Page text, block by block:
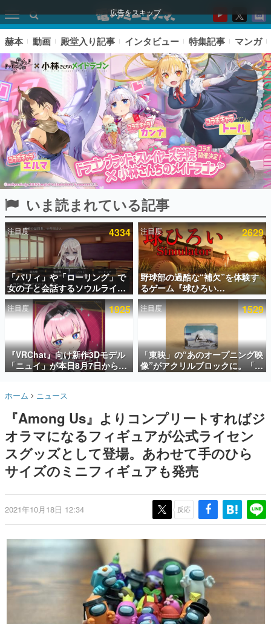
広告をスキップ
ピックアップ
電ファミのいま読まれている記事ランキング
アプリセール情報
インタビュー
連載・特集一覧
殿堂入り記事
SNS拡散数が数千以上！ ページビュー数万以上！ などな
ど。多くの人々に読まれた、電ファミ渾身の“殿堂入り”記
事をまとめました。
名作ゲームクリエイターの方々に製作時のエピソードをお
きます。
赫本
この物語を解いてはいけない。『赫本』は、〈試験問題〉
の形をした短編ホラー小説集です。
これからのデジタルゲーム市場を担う若きクリエイター達
の姿を追い、彼らのルーツと情熱を探っていきます。
ゲームに多大な影響を受けた作家さんに取材し、ゲームが
日本のコンテンツ産業やカルチャーに与えた影響を探る企
画です。
日本モバイルゲーム産業史
日本のモバイルゲーム史における主要なトピック・タイト
ルを網羅するほか、開発者へのインタビューや識者による
解説を掲載。約20年の歴史が一望できる決定版！
赫本 動画 殿堂入り記事 インタビュー 特集記事 マンガ
いま読まれている記事
注目度 4334
「パリィ」や「ローリング」で
女の子と会話するソウルライク
恋愛ゲーム『小早川さんはソウ
ルライク』無料公開。返事に失
敗すると「YOU DIED」
注目度 2629
野球部の過酷な“補欠”を体験す
るゲーム『球ひろい
Simulator』が「1件」のウィッ
シュリストをもとにチェコ語に
対応しSNSで話題に。『キング
ダム・カム』開発元やチェコの
プロ野球選手から称賛の声
注目度 1925
『VRChat』向け新作3Dモデル
「ニュイ」が本日8月7日から
BOOTHにて発売。瞳に光る星
わいい
注目度 1529
「東映」の“あのオープニング映
像”がアクリルブロックに。「東
映ヒストリカル グッズコレクシ
ホーム ニュース
『Among Us』よりコンプリートすればジ
オラマになるフィギュアが公式ライセン
スグッズとして登場。あわせて手のひら
サイズのミニフィギュアも発売
2021年10月18日 12:34 反応